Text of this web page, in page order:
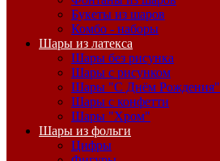
Букеты из шаров
Комбо - наборы
Шары из латекса
Шары без рисунка
Шары с рисунком
Шары "С Днём Рождения"
Шары с конфетти
Шары "Хром"
Шары из фольги
Цифры